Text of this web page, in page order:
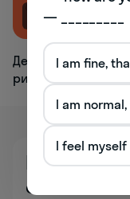
NEW
Детям проще
рисуют, а
со школой
— _________
I am fine,
I am
I feel myself